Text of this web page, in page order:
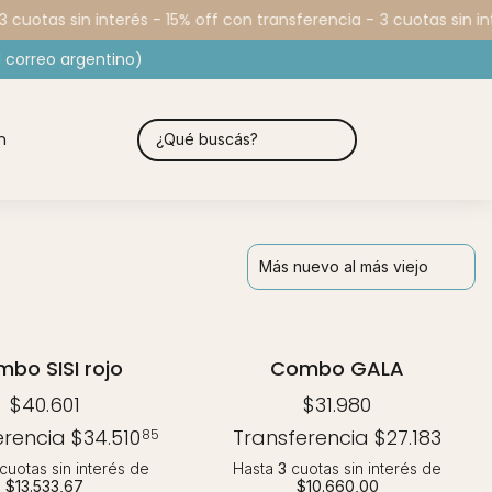
cuotas sin interés - 15% off con transferencia - 3 cuotas sin
correo argentino)
SISI rojo
$40.601
$34.51085
cuotas sin interés de
$13.533,67
Combo GALA
$31.980
Transferencia$27.183
Hasta3 cuotas sin interés de
$10.660,00